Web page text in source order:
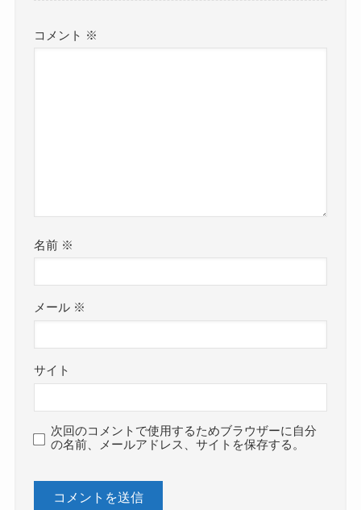
コメント ※
名前 ※
メール ※
サイト
次回のコメントで使用するためブラウザーに自分
の名前、メールアドレス、サイトを保存する。